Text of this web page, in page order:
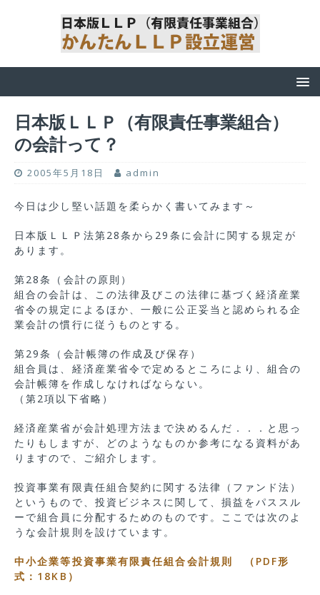
日本版ＬＬＰ（有限責任事業組合）
の会計って？
2005年5月18日 admin
今日は少し堅い話題を柔らかく書いてみます～
日本版ＬＬＰ法第28条から29条に会計に関する規定が
あります。
第28条（会計の原則）
組合の会計は、この法律及びこの法律に基づく経済産業
省令の規定によるほか、一般に公正妥当と認められる企
業会計の慣行に従うものとする。
第29条（会計帳簿の作成及び保存）
組合員は、経済産業省令で定めるところにより、組合の
会計帳簿を作成しなければならない。
（第2項以下省略）
経済産業省が会計処理方法まで決めるんだ．．．と思っ
たりもしますが、どのようなものか参考になる資料があ
りますので、ご紹介します。
投資事業有限責任組合契約に関する法律（ファンド法）
というもので、投資ビジネスに関して、損益をパススル
ーで組合員に分配するためのものです。ここでは次のよ
うな会計規則を設けています。
中小企業等投資事業有限責任組合会計規則 （PDF形
式：18KB）